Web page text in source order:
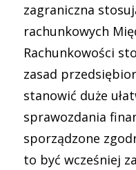
zagraniczna
rachunkowych
Rachunkowości
zasad
stanowić duże
sprawozdania
sporządzone
to być wcześniej